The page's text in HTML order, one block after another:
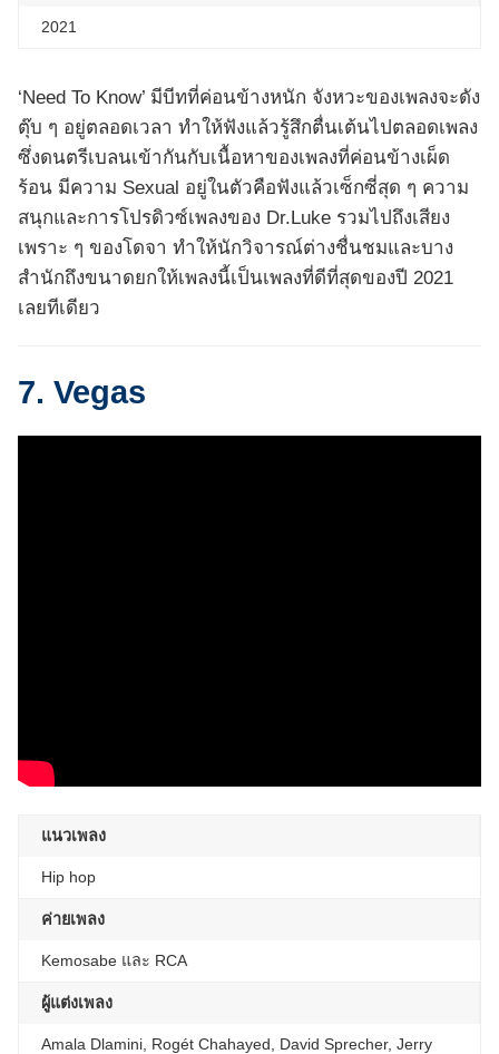
2021
‘Need To Know’ มีบีทที่ค่อนข้างหนัก จังหวะของเพลงจะดัง
ตุ๊บ ๆ อยู่ตลอดเวลา ทำให้ฟังแล้วรู้สึกตื่นเต้นไปตลอดเพลง
ซึ่งดนตรีเบลนเข้ากันกับเนื้อหาของเพลงที่ค่อนข้างเผ็ด
ร้อน มีความ Sexual อยู่ในตัวคือฟังแล้วเซ็กซี่สุด ๆ ความ
สนุกและการโปรดิวซ์เพลงของ Dr.Luke รวมไปถึงเสียง
เพราะ ๆ ของโดจา ทำให้นักวิจารณ์ต่างชื่นชมและบาง
สำนักถึงขนาดยกให้เพลงนี้เป็นเพลงที่ดีที่สุดของปี 2021
เลยทีเดียว
7. Vegas
แนวเพลง
Hip hop
ค่ายเพลง
Kemosabe และ RCA
ผู้แต่งเพลง
Amala Dlamini, Rogét Chahayed, David Sprecher, Jerry